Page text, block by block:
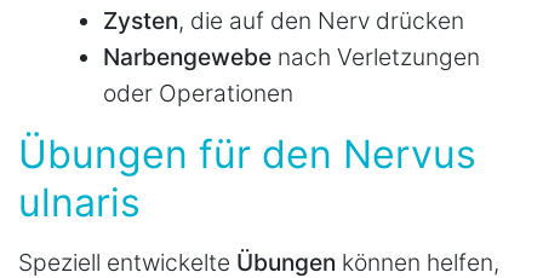
Zysten, die auf den Nerv drücken
Narbengewebe nach Verletzungen
oder Operationen
Übungen für den Nervus
ulnaris
Speziell entwickelte Übungen können helfen,